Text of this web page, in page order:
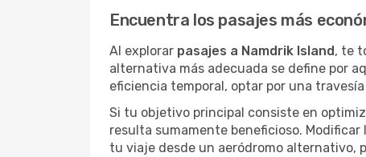
Encuentra los pasajes más
Al explorar pasajes a Namdrik Island, te
alternativa más adecuada se define por
eficiencia temporal, optar por una
Si tu objetivo principal consiste en
resulta sumamente beneficioso.
tu viaje desde un aeródromo alternativo,